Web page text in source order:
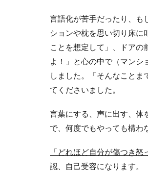
言語化が苦手だったり、も
ションや枕を思い切り床
ことを想定して」、ドアの
よ！」と心の中で（マンシ
しました。「そんなこと
てくださいました。
言葉にする、声に出す、体
で、何度でもやっても構わ
「どれほど自分が傷つき怒
認、自己受容になります。